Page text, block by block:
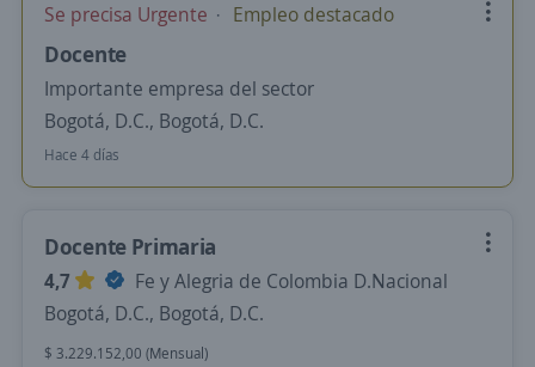
Se precisa Urgente Empleo destacado
Docente
Importante empresa del sector
Bogotá, D.C., Bogotá, D.C.
Hace 4 días
Docente Primaria
4,7
Fe y Alegria de Colombia D.Nacional
Bogotá, D.C., Bogotá, D.C.
$ 3.229.152,00 (Mensual)